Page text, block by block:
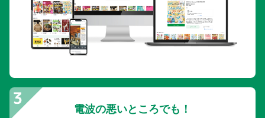
電波の悪いところでも！